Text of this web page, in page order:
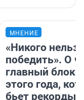
МНЕНИЕ
«Никого нельзя
победить». О
главный
этого года,
бьет рекорды в